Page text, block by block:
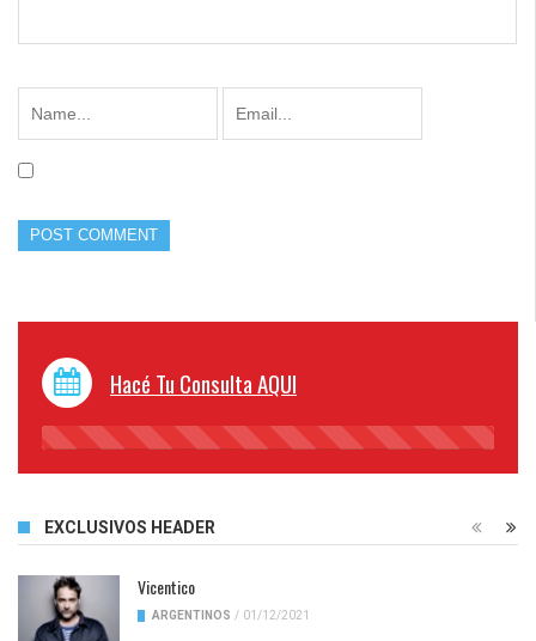
Hacé Tu Consulta AQUI
45%
EXCLUSIVOS HEADER
Vicentico
ARGENTINOS / 01/12/2021